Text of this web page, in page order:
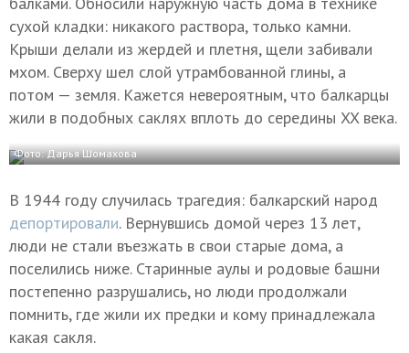
сухой кладки: никакого раствора, только камни.
Крыши делали из жердей и плетня, щели забивали
мхом. Сверху шел слой утрамбованной глины, а
потом — земля. Кажется невероятным, что балкарцы
жили в подобных саклях вплоть до середины XX века.
Фото: Дарья Шомахова
В 1944 году случилась трагедия: балкарский народ
депортировали. Вернувшись домой через 13 лет,
люди не стали въезжать в свои старые дома, а
поселились ниже. Старинные аулы и родовые башни
постепенно разрушались, но люди продолжали
помнить, где жили их предки и кому принадлежала
какая сакля.